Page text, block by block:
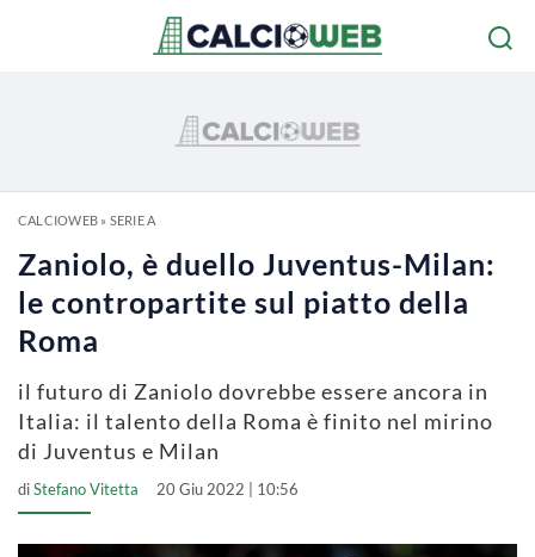
CALCIOWEB» SERIE A
Zaniolo, è duello Juventus-Milan:
le contropartite sul piatto della
Roma
il futuro di Zaniolo dovrebbe essere ancora in
Italia: il talento della Roma è finito nel mirino
di Juventus e Milan
diStefano Vitetta 20 Giu 2022 | 10:56